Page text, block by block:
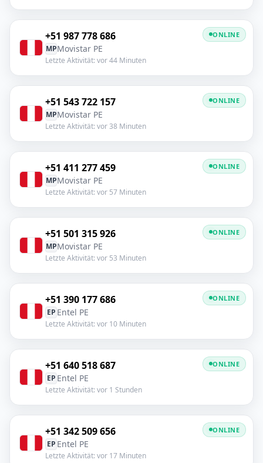
+51 987 778 686
MPMovistar PE
Letzte Aktivität: vor 44 Minuten
ONLINE
+51 543 722 157
MPMovistar PE
Letzte Aktivität: vor 38 Minuten
ONLINE
+51 411 277 459
MPMovistar PE
Letzte Aktivität: vor 57 Minuten
ONLINE
+51 501 315 926
MPMovistar PE
Letzte Aktivität: vor 53 Minuten
ONLINE
+51 390 177 686
EP Entel PE
Letzte Aktivität: vor 10 Minuten
ONLINE
+51 640 518 687
EP Entel PE
Letzte Aktivität: vor 1 Stunden
ONLINE
+51 342 509 656
EP Entel PE
Letzte Aktivität: vor 17 Minuten
ONLINE